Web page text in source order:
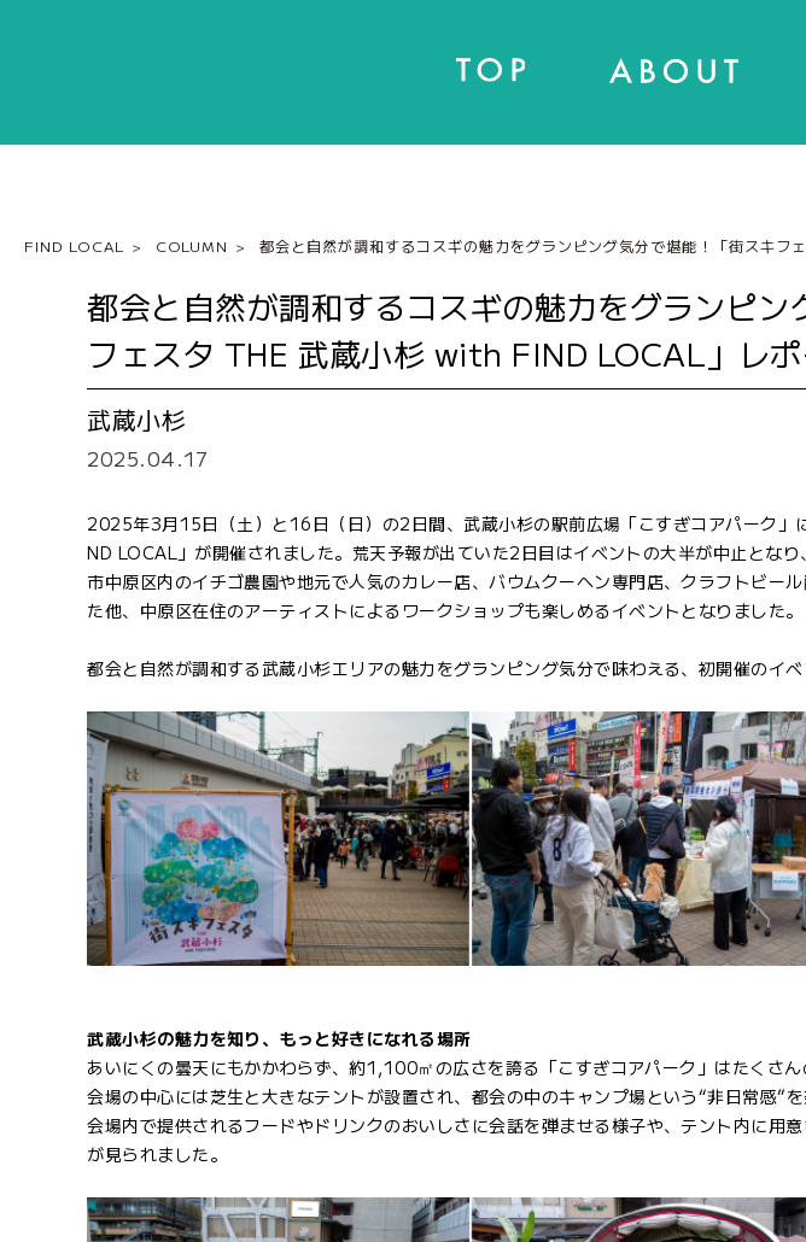
FIND LOCAL COLUMN 都会と自然が調和するコスギの魅力をグランピング気分で堪能！「街スキ
都会と自然が調和するコスギの魅力をグランピン
フェスタ THE 武蔵小杉 with FIND LOCAL」レ
武蔵小杉
2025.04.17
2025年3月15日（土）と16日（日）の2日間、武蔵小杉の駅前広場「こすぎコアパーク
ND LOCAL」が開催されました。荒天予報が出ていた2日目はイベントの大半が中止とな
市中原区内のイチゴ農園や地元で人気のカレー店、バウムクーヘン専門店、クラフトビー
た他、中原区在住のアーティストによるワークショップも楽しめるイベントとなりました。
都会と自然が調和する武蔵小杉エリアの魅力をグランピング気分で味わえる、初開催のイベ
武蔵小杉の魅力を知り、もっと好きになれる場所
あいにくの曇天にもかかわらず、約1,100㎡の広さを誇る「こすぎコアパーク」はたくさん
会場の中心には芝生と大きなテントが設置され、都会の中のキャンプ場という“非日常感”
会場内で提供されるフードやドリンクのおいしさに会話を弾ませる様子や、テント内に用
が見られました。